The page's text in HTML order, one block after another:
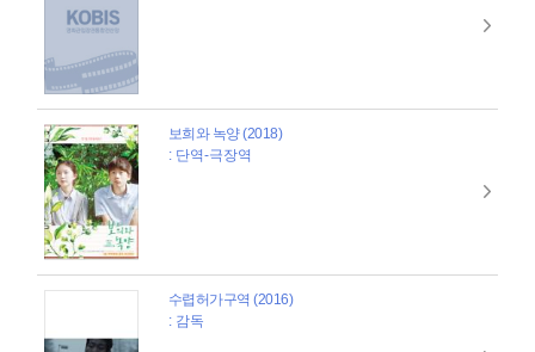
보희와 녹양 (2018)
: 단역-극장역
수렵허가구역 (2016)
: 감독